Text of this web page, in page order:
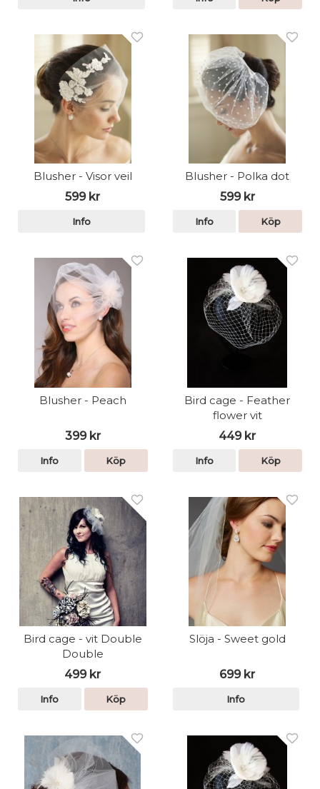
Blusher - Visor veil
599 kr
Info
Blusher - Polka dot
599 kr
Info Köp
Blusher - Peach
399 kr
Info Köp
Bird cage - Feather
flower vit
449 kr
Info Köp
Bird cage - vit Double
Double
499 kr
Info Köp
Slöja - Sweet gold
699 kr
Info